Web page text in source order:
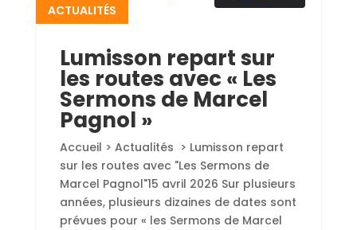
Lumisson repart sur
les routes avec « Les
Sermons de Marcel
Pagnol »
ACTUALITÉS
Accueil > Actualités > Lumisson repart
sur les routes avec "Les Sermons de
Marcel Pagnol"15 avril 2026 Sur plusieurs
années, plusieurs dizaines de dates sont
prévues pour « les Sermons de Marcel